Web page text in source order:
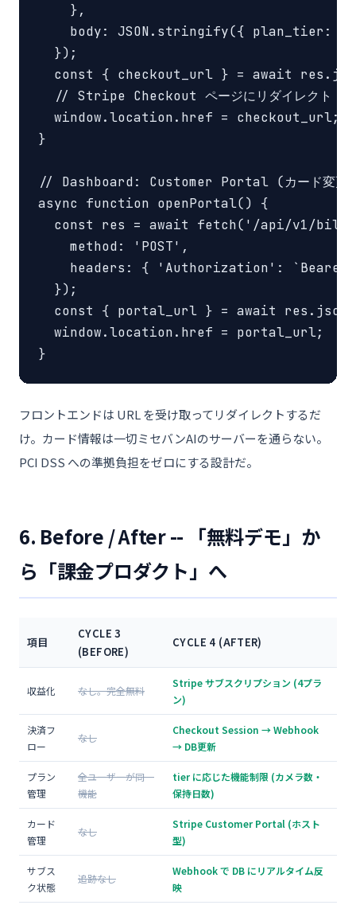
    },
body: JSON.stringify({ plan_tier:
  });
const { checkout_url } = await
  // Stripe Checkout ページにリダイレクト
  window.location.href = checkout_url;
}
// Dashboard: Customer Portal (カード変更
async function openPortal() {
const res = await fetch('/api/v1/
    method: 'POST',
headers: { 'Authorization': `Bearer
  });
const { portal_url } = await
  window.location.href = portal_url;
}
フロントエンドは URL を受け取ってリダイレクトするだ
け。カード情報は一切ミセバンAIのサーバーを通らない。
PCI DSS への準拠負担をゼロにする設計だ。
6. Before / After -- 「無料デモ」か
ら「課金プロダクト」へ
項目
CYCLE 3
(BEFORE)
CYCLE 4 (AFTER)
収益化 なし。完全無料
Stripe サブスクリプション (4プラ
ン)
決済フ
ロー
なし
Checkout Session → Webhook
→ DB更新
プラン
管理
全ユーザーが同一
機能
tier に応じた機能制限 (カメラ数・
保持日数)
カード
管理
なし
Stripe Customer Portal (ホスト
型)
サブス
ク状態
追跡なし
Webhook で DB にリアルタイム反
映